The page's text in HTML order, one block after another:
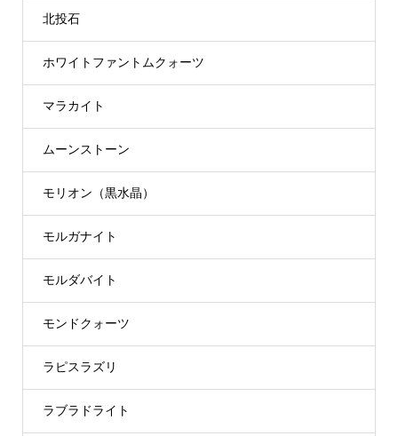
北投石
ホワイトファントムクォーツ
マラカイト
ムーンストーン
モリオン（黒水晶）
モルガナイト
モルダバイト
モンドクォーツ
ラピスラズリ
ラブラドライト